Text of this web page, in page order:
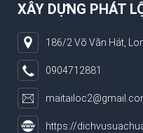
XÂY DỰNG PHÁT
186/2 Võ Văn Hát,
0904712881
https://